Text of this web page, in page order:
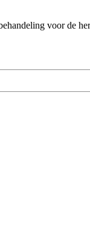
voor de